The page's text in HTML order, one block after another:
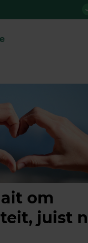
om
juist